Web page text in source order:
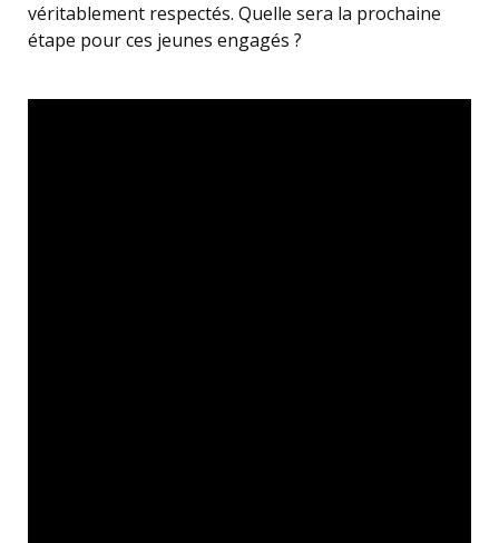
véritablement respectés. Quelle sera la prochaine
étape pour ces jeunes engagés ?